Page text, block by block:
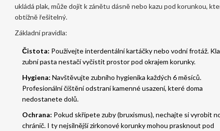
ukládá plak, může dojít k zánětu dásně nebo kazu pod korunkou,
obtížně řešitelný.
Základní pravidla:
Čistota: Používejte interdentální kartáčky nebo vodní frotáž.
zubní pasta nestačí vyčistit prostor pod okrajem korunky.
Hygiena: Navštěvujte zubního hygienika každých 6 měsíců.
Profesionální čištění odstraní kamenné usazení, které doma
nedostanete dolů.
Ochrana: Pokud skřípete zuby (bruxismus), nechajte si vyrobit
chránič. I ty nejsilnější zirkonové korunky mohou prasknout pod